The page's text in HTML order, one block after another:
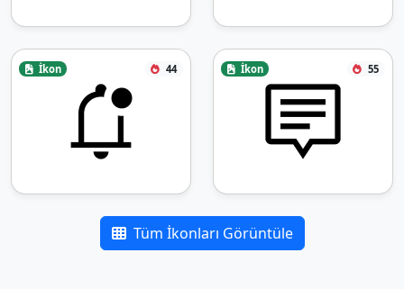
İkon 44 İkon 55
Tüm İkonları Görüntüle